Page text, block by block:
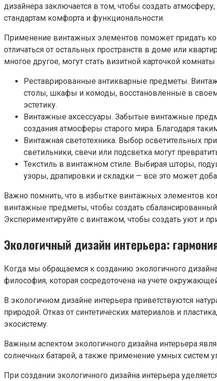
дизайнера заключается в том, чтобы создать
стандартам комфорта и функциональности.
Применение винтажных элементов поможет придать
отличаться от остальных пространств в доме или
многое другое, могут стать визитной карточкой
Реставрированные антикварные предметы.
столы, шкафы и комоды, восстановленные в
эстетику.
Винтажные аксессуары. Забытые винтажные
создания атмосферы старого мира. Благодаря
Винтажная светотехника. Выбор осветительных
светильники, свечи или подсветка могут
Текстиль в винтажном стиле. Выбирая шторы,
узоры, драпировки и складки — все это может
Важно помнить, что в избытке винтажных элементов
винтажные предметы, чтобы создать
Экспериментируйте с винтажом, чтобы создать уют и
Экологичный дизайн интерьера:
Когда мы обращаемся к созданию экологичного
философия, которая сосредоточена на учете
В экологичном дизайне интерьера приветствуются
природой. Отказ от синтетических материалов и
экосистему.
Важным аспектом экологичного дизайна интерьера
солнечных батарей, а также применение умных систем
При создании экологичного дизайна интерьера